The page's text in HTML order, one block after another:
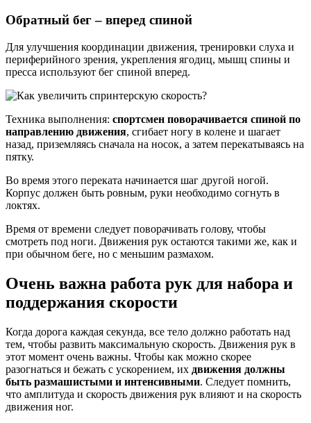
Обратный бег – вперед спиной
Для улучшения координации движения, тренировки слуха и
периферийного зрения, укрепления ягодиц, мышц спины и
пресса используют бег спиной вперед.
Техника выполнения: спортсмен поворачивается спиной по
направлению движения, сгибает ногу в колене и шагает
назад, приземляясь сначала на носок, а затем перекатываясь на
пятку.
Во время этого переката начинается шаг другой ногой.
Корпус должен быть ровным, руки необходимо согнуть в
локтях.
Время от времени следует поворачивать голову, чтобы
смотреть под ноги. Движения рук остаются такими же, как и
при обычном беге, но с меньшим размахом.
Очень важна работа рук для набора и
поддержания скорости
Когда дорога каждая секунда, все тело должно работать над
тем, чтобы развить максимальную скорость. Движения рук в
этот момент очень важны. Чтобы как можно скорее
разогнаться и бежать с ускорением, их движения должны
быть размашистыми и интенсивными. Следует помнить,
что амплитуда и скорость движения рук влияют и на скорость
движения ног.